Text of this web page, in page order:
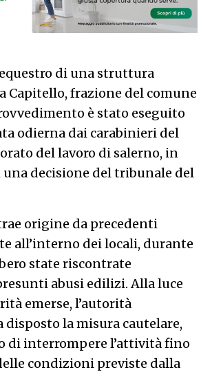
di una struttura
Capitello, frazione del comune
è stato eseguito
odierna dai carabinieri del
del lavoro di salerno, in
decisione del tribunale del
origine da precedenti
all’interno dei locali, durante
state riscontrate
abusi edilizi. Alla luce
emerse, l’autorità
la misura cautelare,
di interrompere l’attività fino
condizioni previste dalla